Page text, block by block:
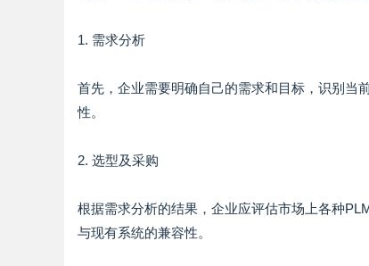
1. 需求分析
首先，企业需要明确自己的需求和目标，识别当
性。
2. 选型及采购
根据需求分析的结果，企业应评估市场上各种
与现有系统的兼容性。